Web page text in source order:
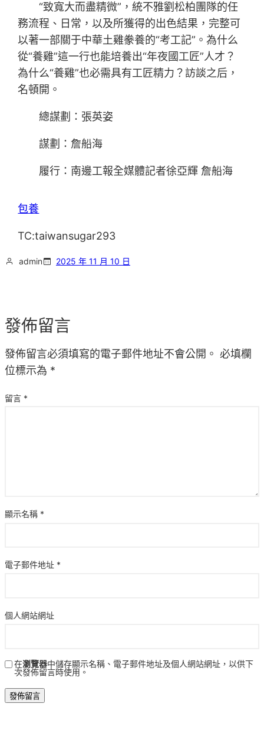
“致寬大而盡精微”，統不雅劉松柏團隊的任
務流程、日常，以及所獲得的出色結果，完整可
以著一部關于中華土雞豢養的“考工記”。為什么
從“養雞”這一行也能培養出“年夜國工匠”人才？
為什么“養雞”也必需具有工匠精力？訪談之后，
名頓開。
總謀劃：張英姿
謀劃：詹船海
履行：南邊工報全媒體記者徐亞輝 詹船海
包養
TC:taiwansugar293
admin 2025 年 11 月 10 日
發佈留言
發佈留言必須填寫的電子郵件地址不會公開。 必填欄
位標示為 *
留言 *
顯示名稱 *
電子郵件地址 *
個人網站網址
在瀏覽器中儲存顯示名稱、電子郵件地址及個人網站網址，以供下
次發佈留言時使用。